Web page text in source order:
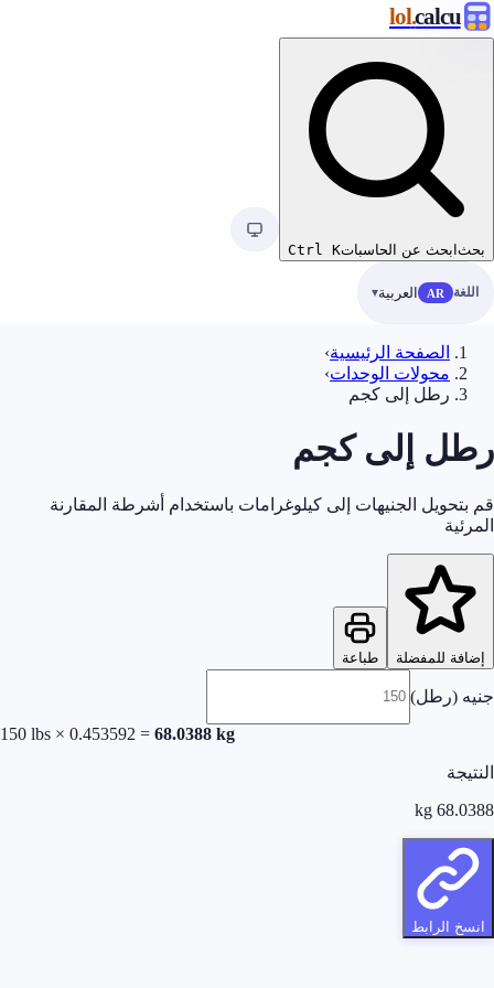
calcu
.lol
بحث ابحث عن الحاسبات Ctrl K
اللغة AR العربية
الصفحة الرئيسية›
محولات الوحدات›
رطل إلى كجم
رطل إلى كجم
قم بتحويل الجنيهات إلى كيلوغرامات باستخدام أشرطة المقارنة
المرئية
إضافة للمفضلة طباعة
جنيه (رطل)
150 lbs × 0.453592 = 68.0388 kg
النتيجة
68.0388
kg
انسخ الرابط